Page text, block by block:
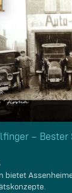
–
bietet